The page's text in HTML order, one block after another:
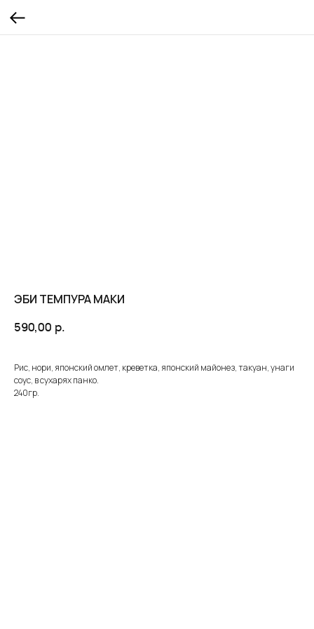
ЭБИ ТЕМПУРА МАКИ
590,00 р.
Рис, нори, японский омлет, креветка, японский майонез, такуан, унаги
соус, в сухарях панко.
240гр.